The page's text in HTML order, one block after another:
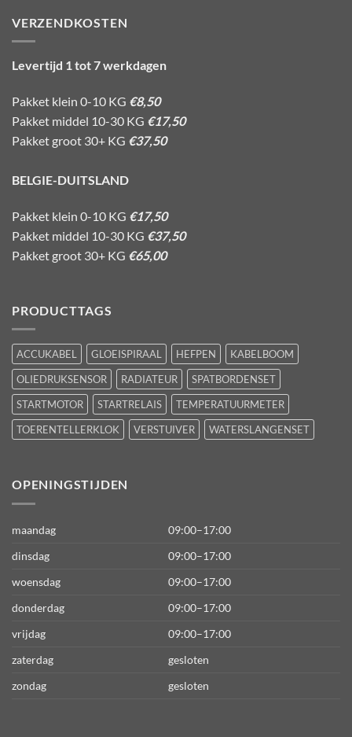
VERZENDKOSTEN
Levertijd 1 tot 7 werkdagen
Pakket klein 0-10 KG €8,50
Pakket middel 10-30 KG €17,50
Pakket groot 30+ KG €37,50
BELGIE-DUITSLAND
Pakket klein 0-10 KG €17,50
Pakket middel 10-30 KG €37,50
Pakket groot 30+ KG €65,00
PRODUCTTAGS
ACCUKABEL GLOEISPIRAAL HEFPEN
KABELBOOM
OLIEDRUKSENSOR
RADIATEUR
SPATBORDENSET
STARTMOTOR
STARTRELAIS
TEMPERATUURMETER
TOERENTELLERKLOK
VERSTUIVER WATERSLANGENSET
OPENINGSTIJDEN
maandag
09:00–17:00
dinsdag
09:00–17:00
woensdag
09:00–17:00
donderdag
09:00–17:00
vrijdag
09:00–17:00
zaterdag
gesloten
zondag
gesloten